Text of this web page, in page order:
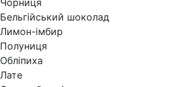
Чорниця
Бельгійський шоколад
Лимон-імбир
Полуниця
Обліпиха
Лате